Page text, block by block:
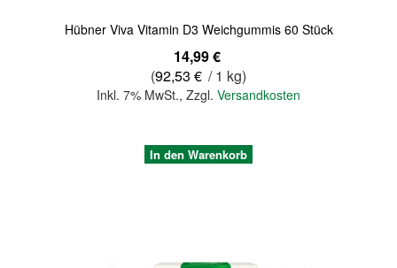
Hübner Viva Vitamin D3 Weichgummis 60 Stück
14,99 €
(92,53 € / 1 kg)
Inkl. 7% MwSt., Zzgl. Versandkosten
In den Warenkorb